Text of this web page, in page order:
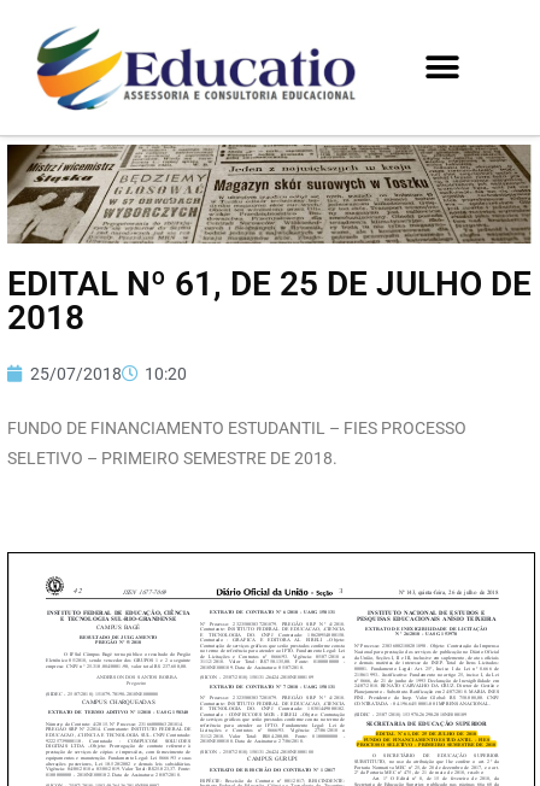
EDITAL Nº 61, DE 25 DE JULHO DE
2018
25/07/2018 10:20
FUNDO DE FINANCIAMENTO ESTUDANTIL – FIES PROCESSO
SELETIVO – PRIMEIRO SEMESTRE DE 2018.